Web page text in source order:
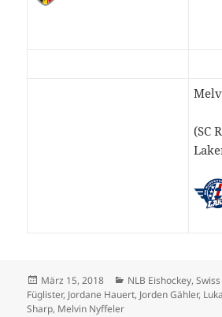
(SC
Veröffentlicht
am
März 15, 2018 Kategorien
NLB Eishockey,
Füglister, Jordane Hauert, Jorden Gähler,
Sharp, Melvin Nyffeler